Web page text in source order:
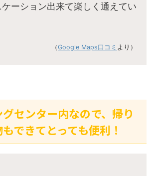
ーション出来て楽しく通えてい
（Google Maps口コミ より）
センター内なので、帰り
できてとっても便利！